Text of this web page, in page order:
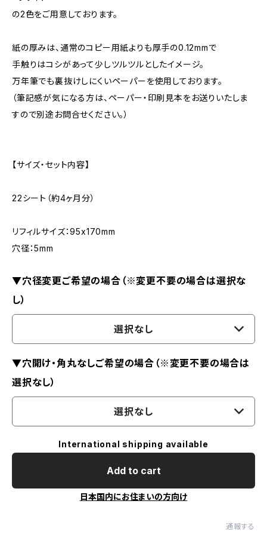
の2色をご用意しております。
紙の厚みは、通常のコピー用紙よりも厚手の0.12mmで
手触りはコシがあって少しツルツルとしたイメージ。
万年筆でも裏抜けしにくいペーパーを使用しております。
（筆記感が気になる方は、ペーパー・印刷見本をお送りいたしま
すので別途お問合せください。）
【サイズ・セット内容】
22シート（約4ヶ月分）
リフィルサイズ：95x170mm
穴径：5mm
▼穴径変更ご希望の場合（※変更不要の場合は選択な
し）
選択なし
▼穴開け・角丸なしご希望の場合（※変更不要の場合は
選択なし）
選択なし
International shipping available
Add to cart
日本国内にお住まいの方向け
通報する